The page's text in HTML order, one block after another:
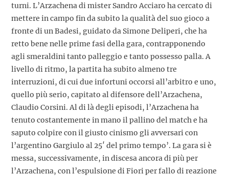
turni. L’Arzachena di mister Sandro Acciaro ha cercato di
mettere in campo fin da subito la qualità del suo gioco a
fronte di un Badesi, guidato da Simone Deliperi, che ha
retto bene nelle prime fasi della gara, contrapponendo
agli smeraldini tanto palleggio e tanto possesso palla. A
livello di ritmo, la partita ha subito almeno tre
interruzioni, di cui due infortuni occorsi all’arbitro e uno,
quello più serio, capitato al difensore dell’Arzachena,
Claudio Corsini. Al di là degli episodi, l’Arzachena ha
tenuto costantemente in mano il pallino del match e ha
saputo colpire con il giusto cinismo gli avversari con
l’argentino Gargiulo al 25′ del primo tempo’. La gara si è
messa, successivamente, in discesa ancora di più per
l’Arzachena, con l’espulsione di Fiori per fallo di reazione